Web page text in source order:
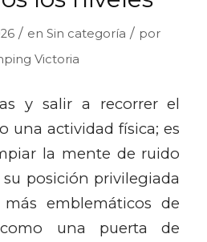
/ en Sin categoría / por
Victoria
y salir a recorrer el
una actividad física; es
la mente de ruido
posición privilegiada
emblemáticos de
una puerta de